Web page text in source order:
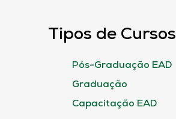
Tipos de Cursos
Pós-Graduação EAD
Graduação
Capacitação EAD